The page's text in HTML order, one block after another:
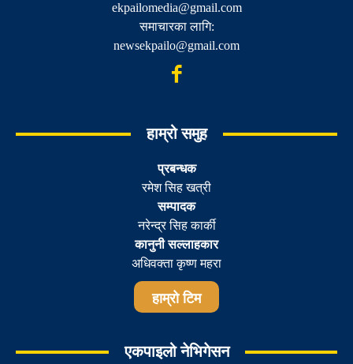
ekpailomedia@gmail.com
समाचारका लागि:
newsekpailo@gmail.com
हाम्रो समुह
प्रबन्धक
रमेश सिह खत्री
सम्पादक
नरेन्द्र सिह कार्की
कानुनी सल्लाहकार
अधिवक्ता कृष्ण महरा
हाम्रो टिम
एकपाइलो नेभिगेसन